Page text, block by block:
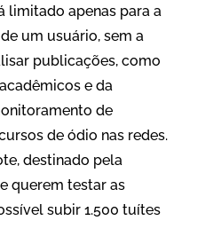
limitado apenas para a
um usuário, sem a
publicações, como
e da
de
de ódio nas redes.
destinado pela
querem testar as
subir 1.500 tuítes